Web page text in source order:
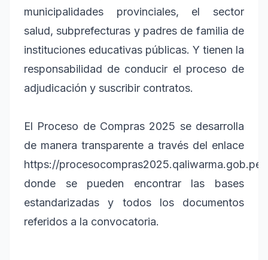
municipalidades provinciales, el sector
salud, subprefecturas y padres de familia de
instituciones educativas públicas. Y tienen la
responsabilidad de conducir el proceso de
adjudicación y suscribir contratos.
El Proceso de Compras 2025 se desarrolla
de manera transparente a través del enlace
https://procesocompras2025.qaliwarma.gob.pe/,
donde se pueden encontrar las bases
estandarizadas y todos los documentos
referidos a la convocatoria.